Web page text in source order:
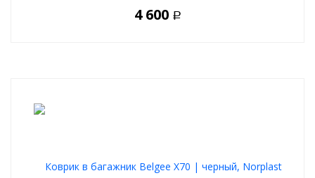
4 600 Р